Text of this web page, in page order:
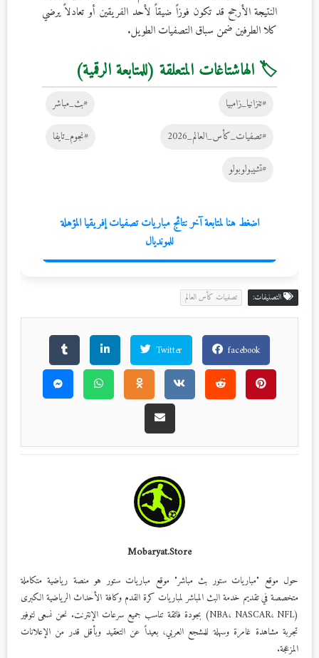
النتيجة الأرجح قد تكون فوزاً ضيقاً لأحد الفريقين أو تعادلاً يرضي
كلا الطرفين ضمن سباق التصفيات الطويل.
🏷️ الهاشتاغات المتعلقة (للمتابعة الرقمية)
#تنزانيا_زامبيا
#بث_مباشر
#تصفيات_كأس_العالم_2026
#نجوم_تايفا
#تشيبولوبولو
اضغط هنا لمتابعة آخر نتائج مباريات تصفيات إفريقيا المؤهلة
للمونديال
التصنيفات: تصفيات كأس العالم
facebook
Twitter
Mobaryat.store
حول موقع "مباريات ستور بث مباشر" موقع مباريات ستور هو منصة رياضية متكاملة
متخصصة في تقديم خدمة البث المباشر لمباريات كرة القدم وكافة الأحداث الرياضية الكبرى
(NBA، NASCAR، NFL) بجودة فائقة تناسب جميع سرعات الإنترنت. نحن نسعى لتوفير
تجربة مشاهدة غامرة وسهلة للمشجع العربي، بعيداً عن التعقيد وبأقل قدر من الإعلانات
المزعجة.